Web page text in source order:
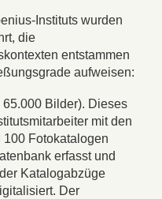
Instituts wurden
die
entstammen
aufweisen:
65.000 Bilder). Dieses
mit den
Fotokatalogen
erfasst und
Katalogabzüge
Der